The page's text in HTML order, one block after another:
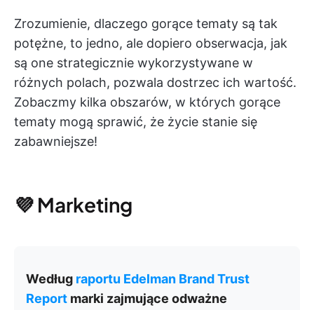
Zrozumienie, dlaczego gorące tematy są tak
potężne, to jedno, ale dopiero obserwacja, jak
są one strategicznie wykorzystywane w
różnych polach, pozwala dostrzec ich wartość.
Zobaczmy kilka obszarów, w których gorące
tematy mogą sprawić, że życie stanie się
zabawniejsze!
💜 Marketing
Według raportu Edelman Brand Trust
Report marki zajmujące odważne